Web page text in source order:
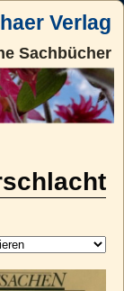
Verlag
Sachbücher